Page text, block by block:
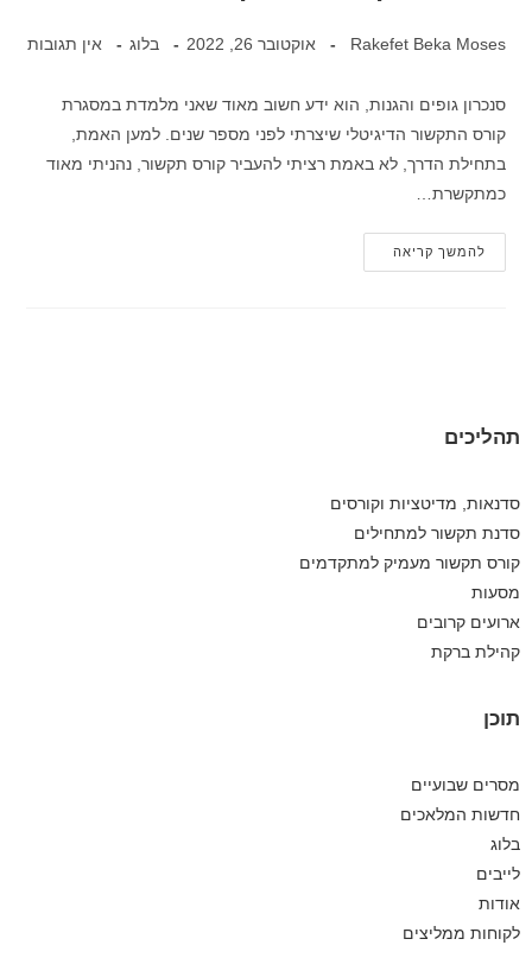
Rakefet Beka Moses אוקטובר 26, 2022 בלוג אין תגובות
סנכרון גופים והגנות, הוא ידע חשוב מאוד שאני מלמדת במסגרת
קורס התקשור הדיגיטלי שיצרתי לפני מספר שנים. למען האמת,
בתחילת הדרך, לא באמת רציתי להעביר קורס תקשור, נהניתי מאוד
כמתקשרת…
להמשך קריאה
תהליכים
סדנאות, מדיטציות וקורסים
סדנת תקשור למתחילים
קורס תקשור מעמיק למתקדמים
מסעות
ארועים קרובים
קהילת ברקת
תוכן
מסרים שבועיים
חדשות המלאכים
בלוג
לייבים
אודות
לקוחות ממליצים